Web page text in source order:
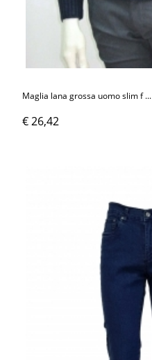
Maglia lana grossa uomo slim f ...
€ 26,42